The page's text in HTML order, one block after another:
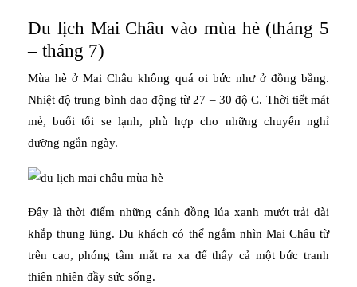
Du lịch Mai Châu vào mùa hè (tháng 5
– tháng 7)
Mùa hè ở Mai Châu không quá oi bức như ở đồng bằng.
Nhiệt độ trung bình dao động từ 27 – 30 độ C. Thời tiết mát
mẻ, buổi tối se lạnh, phù hợp cho những chuyến nghỉ
dưỡng ngắn ngày.
Đây là thời điểm những cánh đồng lúa xanh mướt trải dài
khắp thung lũng. Du khách có thể ngắm nhìn Mai Châu từ
trên cao, phóng tầm mắt ra xa để thấy cả một bức tranh
thiên nhiên đầy sức sống.